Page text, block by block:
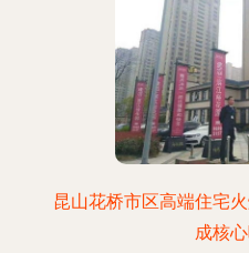
昆山花桥市区高端住宅
成核